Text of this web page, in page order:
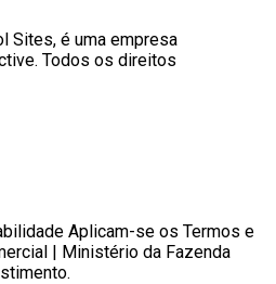
Sites, é uma empresa
Todos os direitos
Aplicam-se os Termos e
| Ministério da Fazenda